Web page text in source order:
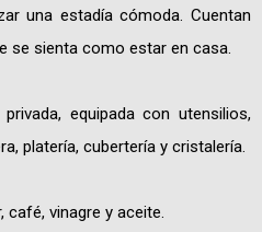
una estadía cómoda. Cuentan
se sienta como estar en casa.
equipada con utensilios,
platería, cubertería y cristalería.
café, vinagre y aceite.